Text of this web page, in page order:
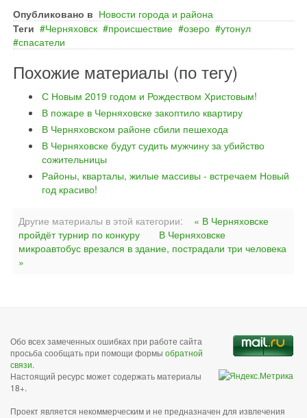
Опубликовано в Новости города и района
Теги
Черняховск происшествие озеро
утонул
спасатели
Похожие материалы (по тегу)
С Новым 2019 годом и Рождеством Христовым!
В пожаре в Черняховске закоптило квартиру
В Черняховском районе сбили пешехода
В Черняховске будут судить мужчину за убийство
сожительницы
Районы, кварталы, жилые массивы - встречаем Новый
год красиво!
Другие материалы в этой категории:
« В Черняховске
пройдёт турнир по конкуру
В Черняховске
микроавтобус врезался в здание, пострадали три человека
»
Обо всех замеченных ошибках при работе сайта
просьба сообщать при помощи формы обратной
связи.
Настоящий ресурс может содержать материалы
18+.
Проект является некоммерческим и не предназначен для извлечения